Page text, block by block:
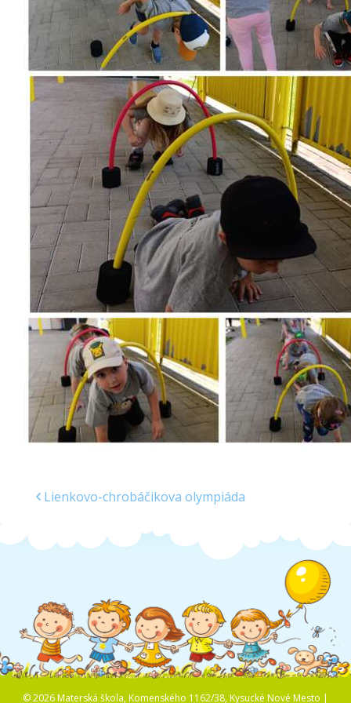
Školská jedáleň
Jedálny lístok
Kontakt
Ochrana osobných
údajov – GDPR
Vzdelávanie
zamestnancov
Lienkovo-chrobáčikova olympiáda
© 2026 Materská škola, Komenského 1162/38, Kysucké Nové Mesto |